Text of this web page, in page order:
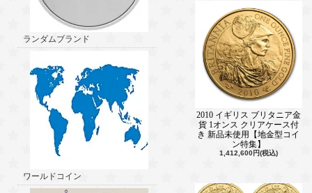
ランダムブランド
ワールドコイン
2010 イギリス ブリタニア金
貨 1オンス クリアケース付
き 新品未使用【地金型コイ
ン特集】
1,412,600円(税込)